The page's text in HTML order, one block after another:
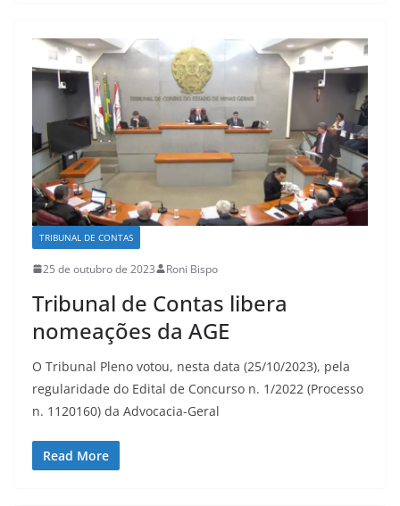
TRIBUNAL DE CONTAS
25 de outubro de 2023 Roni Bispo
Tribunal de Contas libera
nomeações da AGE
O Tribunal Pleno votou, nesta data (25/10/2023), pela
regularidade do Edital de Concurso n. 1/2022 (Processo
n. 1120160) da Advocacia-Geral
Read More